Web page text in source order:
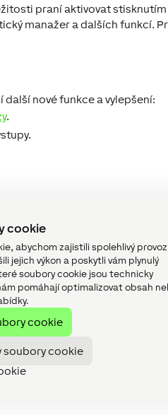
cookie
abychom zajistili spolehlivý
jejich výkon a poskytli vám plynulý
soubory cookie jsou technicky
pomáhají optimalizovat obsah
cookie
soubory cookie
praní aktivovat
manažer a dalších funkcí.
nové funkce a vylepšení:
.
stránkách.
pro nové produkty a
v blogu, tak i na sociálních
našeho infomailu.